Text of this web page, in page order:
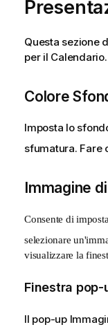
Questa sezione
per il Calendario.
Colore
Imposta lo
sfumatura. Fare
Immagine
Consente di
selezionare
visualizzare la
Finestra pop-
Il pop-up